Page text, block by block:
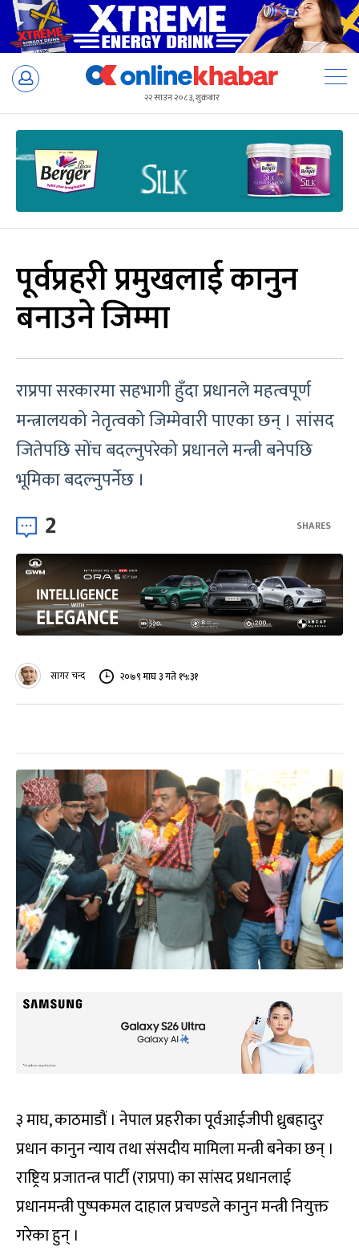
Skip
२२ साउन २०८३, शुक्रबार
पूर्वप्रहरी प्रमुखलाई कानुन
बनाउने जिम्मा
राप्रपा सरकारमा सहभागी हुँदा प्रधानले महत्वपूर्ण
मन्त्रालयको नेतृत्वको जिम्मेवारी पाएका छन् । सांसद
जितेपछि सोंच बदल्नुपरेको प्रधानले मन्त्री बनेपछि
भूमिका बदल्नुपर्नेछ ।
2 SHARES
सागर चन्द २०७९ माघ ३ गते १५:३१
३ माघ, काठमाडौं । नेपाल प्रहरीका पूर्वआईजीपी ध्रुबहादुर
प्रधान कानुन न्याय तथा संसदीय मामिला मन्त्री बनेका छन् ।
राष्ट्रिय प्रजातन्त्र पार्टी (राप्रपा) का सांसद प्रधानलाई
प्रधानमन्त्री पुष्पकमल दाहाल प्रचण्डले कानुन मन्त्री नियुक्त
गरेका हुन् ।